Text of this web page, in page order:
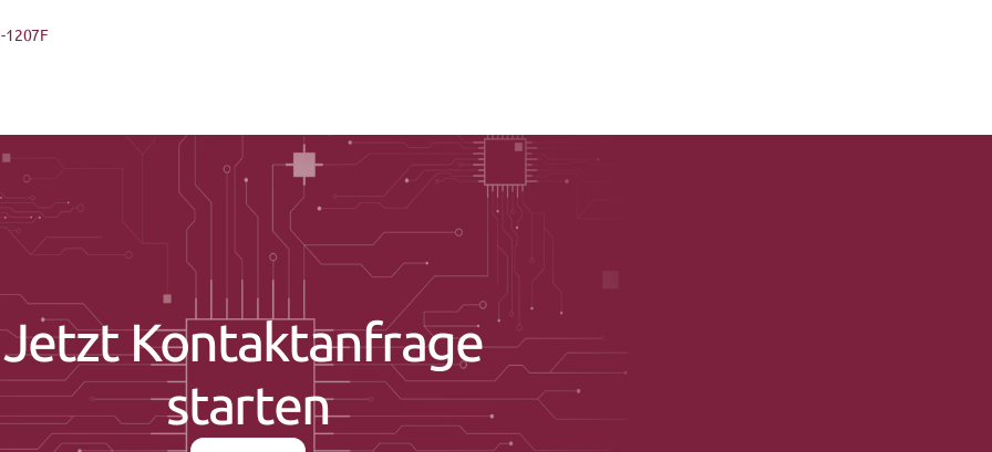
1207F
Jetzt Kontaktanfrage
starten